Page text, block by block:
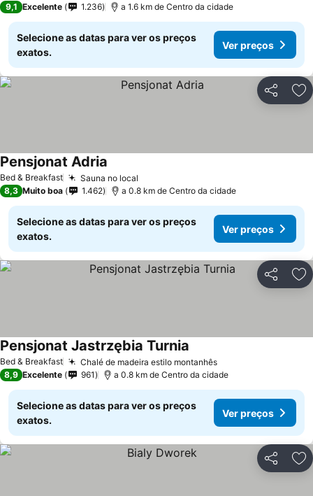
9,1 Excelente 1.236 a 1.6 km de Centro da cidade
Selecione as datas para ver os preços
exatos.
Ver preços
Partilhar
Bed & Breakfast Sauna no local
Pensjonat Adria
8,3 Muito boa 1.462 a 0.8 km de Centro da cidade
Selecione as datas para ver os preços
exatos.
Ver preços
Partilhar
Bed & Breakfast Chalé de madeira estilo montanhêsVer preços
Pensjonat Jastrzębia Turnia
8,9 Excelente 961 a 0.8 km de Centro da cidade
Selecione as datas para ver os preços
exatos.
Ver preços
Partilhar